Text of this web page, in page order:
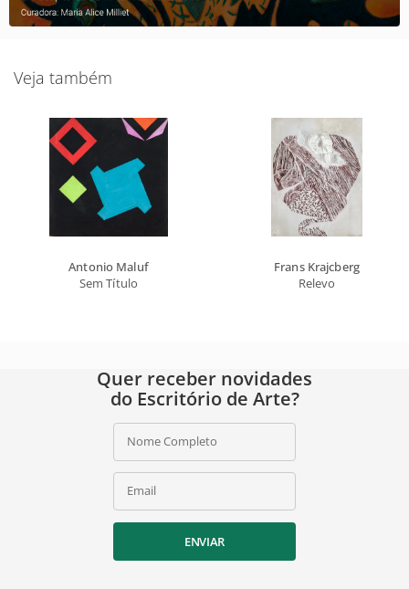
Veja também
Antonio Maluf
Sem Título
Frans Krajcberg
Relevo
Quer receber novidades
do Escritório de Arte?
Nome Completo
Email
ENVIAR